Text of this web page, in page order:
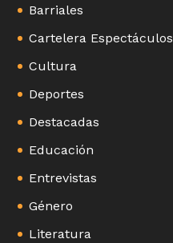
Barriales
Cartelera Espectáculos
Cultura
Deportes
Destacadas
Educación
Entrevistas
Género
Literatura